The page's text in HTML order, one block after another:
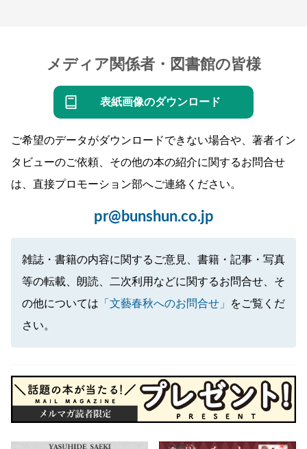
メディア関係者・図書館の皆様
表紙画像のダウンロード
ご希望のデータがダウンロードできない場合や、著者イン
タビューのご依頼、その他の本の紹介に関するお問合せ
は、直接プロモーション部へご連絡ください。
pr@bunshun.co.jp
雑誌・書籍の内容に関するご意見、書籍・記事・写真
等の転載、朗読、二次利用などに関するお問合せ、そ
の他については 「文藝春秋へのお問合せ」
をご覧くだ
さい。